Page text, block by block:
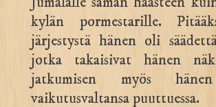
kylän pormestarille.
järjestystä hänen oli
jotka takaisivat hänen
jatkumisen myös
vaikutusvaltansa puuttuessa.